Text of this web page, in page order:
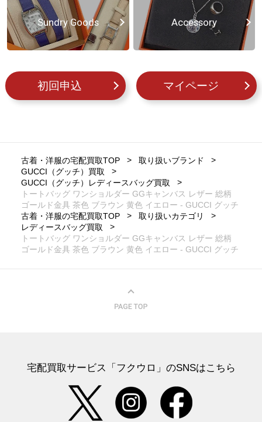
Sundry Goods Accessory
初回申込 マイページ
古着・洋服の宅配買取TOP
取り扱いブランド
GUCCI（グッチ）買取
GUCCI（グッチ）レディースバッグ買取
トートバッグ ワンショルダー GGキャンバス レザー 総柄
ゴールド金具 茶色 ブラウン 黄色 イエロー - GUCCI グッチ
古着・洋服の宅配買取TOP
取り扱いカテゴリ
レディースバッグ買取
トートバッグ ワンショルダー GGキャンバス レザー 総柄
ゴールド金具 茶色 ブラウン 黄色 イエロー - GUCCI グッチ
宅配買取サービス「フクウロ」のSNSはこちら